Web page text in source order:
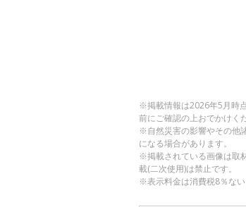
※掲載情報は2026年5月時
前にご確認の上おでかけく
※自然災害の影響やその他
になる場合があります。
※掲載されている画像は取
載(二次使用)は禁止です。
※表示料金は消費税8％ない